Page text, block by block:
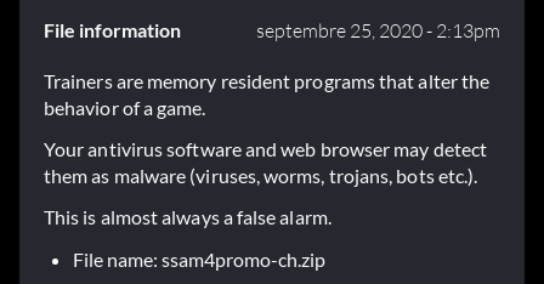
File information septembre 25, 2020 - 2:13pm
Trainers are memory resident programs that alter the
behavior of a game.
Your antivirus software and web browser may detect
them as malware (viruses, worms, trojans, bots etc.).
This is almost always a false alarm.
File name: ssam4promo-ch.zip